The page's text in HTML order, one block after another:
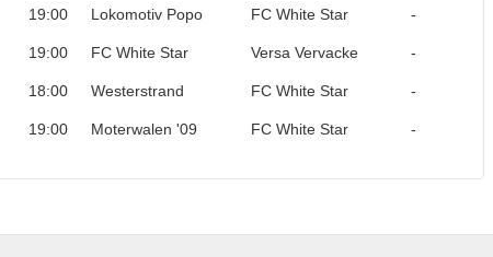
19:00 Lokomotiv Popo FC White Star -
19:00 FC White Star Versa Vervacke -
18:00 Westerstrand FC White Star -
19:00 Moterwalen '09 FC White Star -